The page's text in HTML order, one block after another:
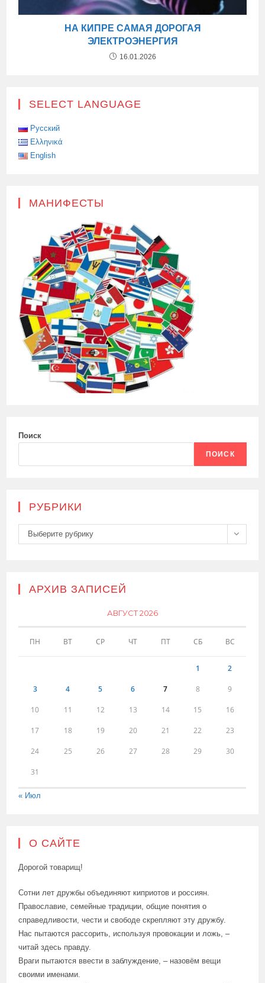
НА КИПРЕ САМАЯ ДОРОГАЯ
ЭЛЕКТРОЭНЕРГИЯ
16.01.2026
SELECT LANGUAGE
Русский
Ελληνικά
English
МАНИФЕСТЫ
Поиск
ПОИСК
РУБРИКИ
Рубрики
Выберите рубрику
АРХИВ ЗАПИСЕЙ
АВГУСТ 2026
ПН ВТ СР ЧТ ПТ СБ ВС
1 2
3 4 5 6 7 8 9
10 11 12 13 14 15 16
17 18 19 20 21 22 23
24 25 26 27 28 29 30
31
« Июл
О САЙТЕ
Дорогой товарищ!
Сотни лет дружбы объединяют киприотов и россиян.
Православие, семейные традиции, общие понятия о
справедливости, чести и свободе скрепляют эту дружбу.
Нас пытаются рассорить, используя провокации и ложь, –
читай здесь правду.
Враги пытаются ввести в заблуждение, – назовём вещи
своими именами.